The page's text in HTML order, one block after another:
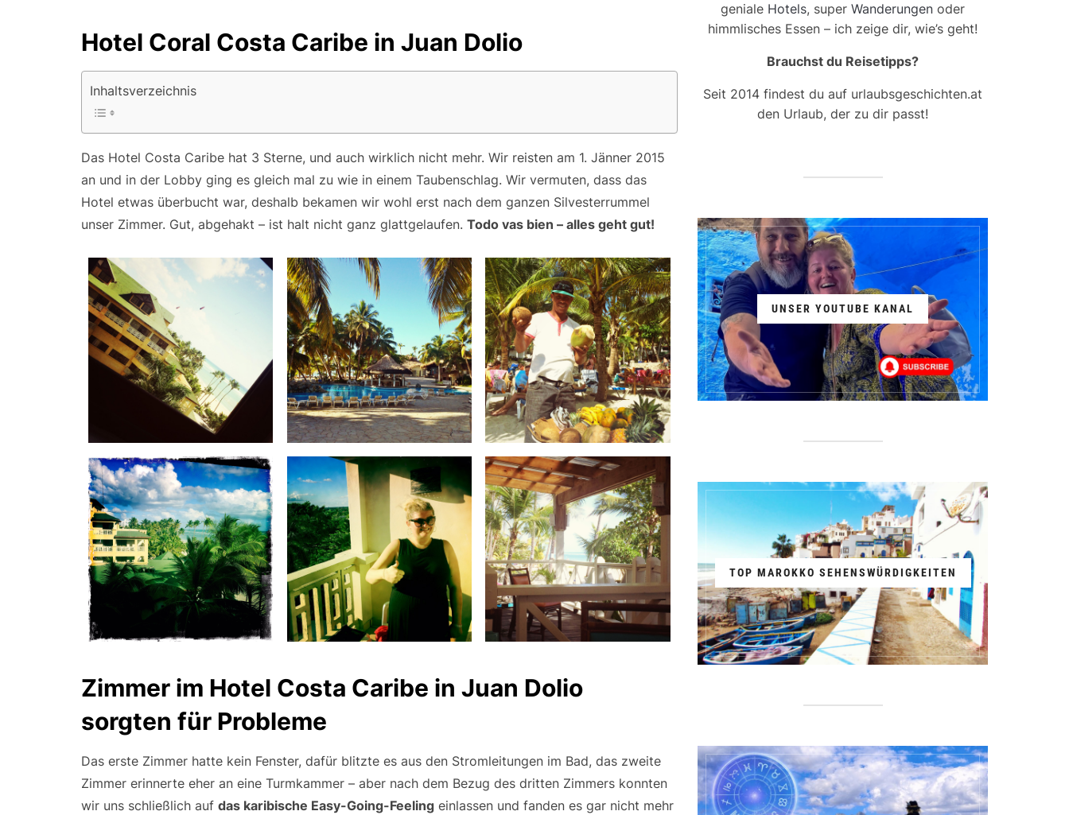
Hotel Coral Costa Caribe in Juan Dolio
Inhaltsverzeichnis
Das Hotel Costa Caribe hat 3 Sterne, und auch wirklich nicht mehr. Wir reisten am 1. Jänner 2015
an und in der Lobby ging es gleich mal zu wie in einem Taubenschlag. Wir vermuten, dass das
Hotel etwas überbucht war, deshalb bekamen wir wohl erst nach dem ganzen Silvesterrummel
unser Zimmer. Gut, abgehakt – ist halt nicht ganz glattgelaufen. Todo vas bien – alles geht gut!
Zimmer im Hotel Costa Caribe in Juan Dolio
sorgten für Probleme
Das erste Zimmer hatte kein Fenster, dafür blitzte es aus den Stromleitungen im Bad, das zweite
Zimmer erinnerte eher an eine Turmkammer – aber nach dem Bezug des dritten Zimmers konnten
wir uns schließlich auf das karibische Easy-Going-Feeling einlassen und fanden es gar nicht mehr
geniale Hotels, super Wanderungen oder
himmlisches Essen – ich zeige dir, wie’s geht!
Brauchst du Reisetipps?
Seit 2014 findest du auf urlaubsgeschichten.at
den Urlaub, der zu dir passt!
UNSER YOUTUBE KANAL
TOP MAROKKO SEHENSWÜRDIGKEITEN